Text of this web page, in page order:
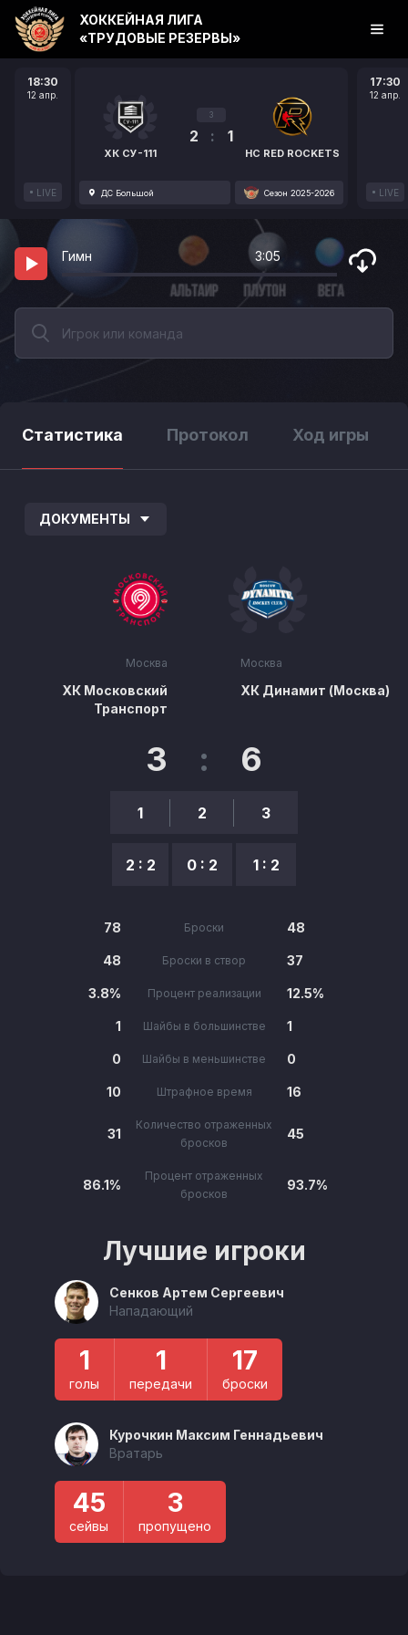
18:30
12 апр.
LIVE
ХК СУ-111
3
2 : 1
HC RED ROCKETS
ДС Большой Сезон 2025-2026
17:30
12 апр.
LIVE
ХОККЕЙНАЯ ЛИГА
«ТРУДОВЫЕ РЕЗЕРВЫ»
Гимн 3:05
Статистика Протокол Ход игры
ДОКУМЕНТЫ
Москва
ХК Московский
Транспорт
3 : 6
1
2 : 2
2
0 : 2
3
1 : 2
Москва
ХК Динамит (Москва)
78 Броски 48
48 Броски в створ 37
3.8% Процент реализации 12.5%
1 Шайбы в большинстве 1
0 Шайбы в меньшинстве 0
10 Штрафное время 16
31
Количество отраженных
бросков
45
86.1%
Процент отраженных
бросков
93.7%
Лучшие игроки
Сенков Артем Сергеевич
Нападающий
1
голы
1
передачи
17
броски
Курочкин Максим Геннадьевич
Вратарь
45
сейвы
3
пропущено